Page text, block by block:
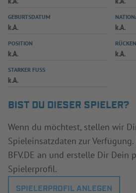
GEBURTSDATUM
k.A. k.A.
POSITION
k.A. k.A.
STARKER FUSS
k.A.
BIST DU DIESER SPIELER?
Wenn du möchtest, stellen wir
Spieleinsatzdaten zur
BFV.DE an und erstelle Dir Dein
Spielerprofil.
SPIELERPROFIL ANLEGEN